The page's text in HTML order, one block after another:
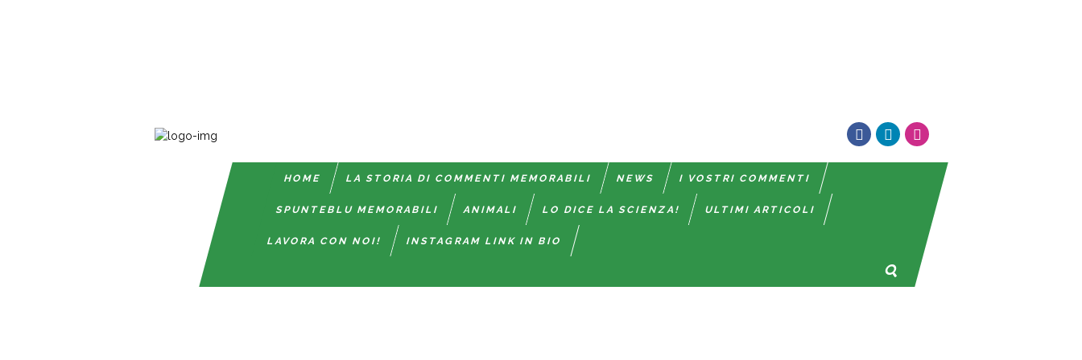
HOME LA STORIA DI COMMENTI MEMORABILI NEWS I VOSTRI COMMENTI
SPUNTEBLU MEMORABILI ANIMALI LO DICE LA SCIENZA! ULTIMI ARTICOLI
LAVORA CON NOI! INSTAGRAM LINK IN BIO